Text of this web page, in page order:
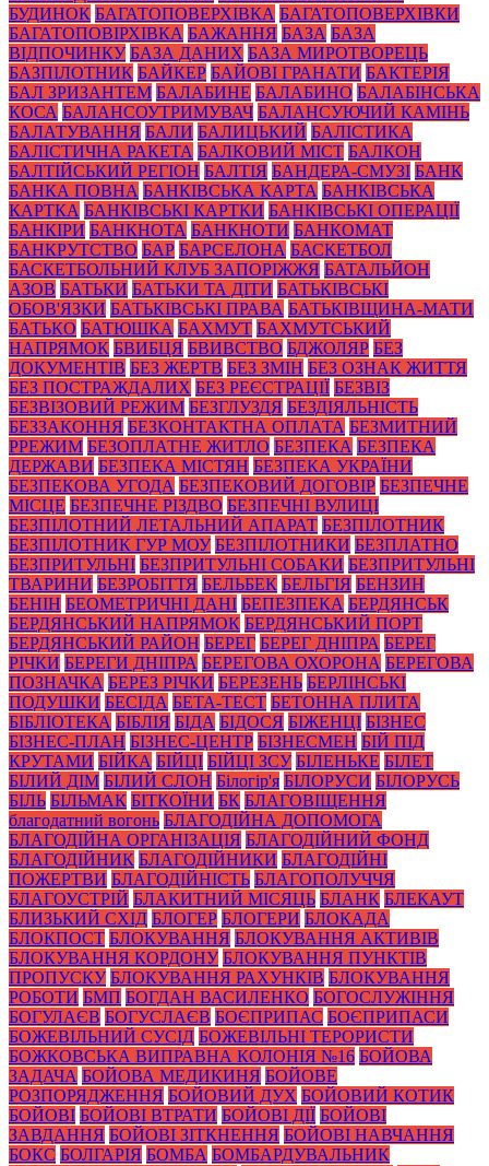
БУДИНОК БАГАТОПОВЕРХІВКА БАГАТОПОВЕРХІВКИ
БАГАТОПОВІРХІВКА БАЖАННЯ БАЗА БАЗА
ВІДПОЧИНКУ БАЗА ДАНИХ БАЗА МИРОТВОРЕЦЬ
БАЗПІЛОТНИК БАЙКЕР БАЙОВІ ГРАНАТИ БАКТЕРІЯ
БАЛ ЗРИЗАНТЕМ БАЛАБИНЕ БАЛАБИНО БАЛАБІНСЬКА
КОСА БАЛАНСОУТРИМУВАЧ БАЛАНСУЮЧИЙ КАМІНЬ
БАЛАТУВАННЯ БАЛИ БАЛИЦЬКИЙ БАЛІСТИКА
БАЛІСТИЧНА РАКЕТА БАЛКОВИЙ МІСТ БАЛКОН
БАЛТІЙСЬКИЙ РЕГІОН БАЛТІЯ БАНДЕРА-СМУЗІ БАНК
БАНКА ПОВНА БАНКІВСЬКА КАРТА БАНКІВСЬКА
КАРТКА БАНКІВСЬКІ КАРТКИ БАНКІВСЬКІ ОПЕРАЦІЇ
БАНКІРИ БАНКНОТА БАНКНОТИ БАНКОМАТ
БАНКРУТСТВО БАР БАРСЕЛОНА БАСКЕТБОЛ
БАСКЕТБОЛЬНИЙ КЛУБ ЗАПОРІЖЖЯ БАТАЛЬЙОН
АЗОВ БАТЬКИ БАТЬКИ ТА ДІТИ БАТЬКІВСЬКІ
ОБОВ'ЯЗКИ БАТЬКІВСЬКІ ПРАВА БАТЬКІВЩИНА-МАТИ
БАТЬКО БАТЮШКА БАХМУТ БАХМУТСЬКИЙ
НАПРЯМОК БВИБЦЯ БВИВСТВО БДЖОЛЯР БЕЗ
ДОКУМЕНТІВ БЕЗ ЖЕРТВ БЕЗ ЗМІН БЕЗ ОЗНАК ЖИТТЯ
БЕЗ ПОСТРАЖДАЛИХ БЕЗ РЕЄСТРАЦІЇ БЕЗВІЗ
БЕЗВІЗОВИЙ РЕЖИМ БЕЗГЛУЗДЯ БЕЗДІЯЛЬНІСТЬ
БЕЗЗАКОННЯ БЕЗКОНТАКТНА ОПЛАТА БЕЗМИТНИЙ
РРЕЖИМ БЕЗОПЛАТНЕ ЖИТЛО БЕЗПЕКА БЕЗПЕКА
ДЕРЖАВИ БЕЗПЕКА МІСТЯН БЕЗПЕКА УКРАЇНИ
БЕЗПЕКОВА УГОДА БЕЗПЕКОВИЙ ДОГОВІР БЕЗПЕЧНЕ
МІСЦЕ БЕЗПЕЧНЕ РІЗДВО БЕЗПЕЧНІ ВУЛИЦІ
БЕЗПІЛОТНИЙ ЛЕТАЛЬНИЙ АПАРАТ БЕЗПІЛОТНИК
БЕЗПІЛОТНИК ГУР МОУ БЕЗПІЛОТНИКИ БЕЗПЛАТНО
БЕЗПРИТУЛЬНІ БЕЗПРИТУЛЬНІ СОБАКИ БЕЗПРИТУЛЬНІ
ТВАРИНИ БЕЗРОБІТТЯ БЕЛЬБЕК БЕЛЬГІЯ БЕНЗИН
БЕНІН БЕОМЕТРИЧНІ ДАНІ БЕПЕЗПЕКА БЕРДЯНСЬК
БЕРДЯНСЬКИЙ НАПРЯМОК БЕРДЯНСЬКИЙ ПОРТ
БЕРДЯНСЬКИЙ РАЙОН БЕРЕГ БЕРЕГ ДНІПРА БЕРЕГ
РІЧКИ БЕРЕГИ ДНІПРА БЕРЕГОВА ОХОРОНА БЕРЕГОВА
ПОЗНАЧКА БЕРЕЗ РІЧКИ БЕРЕЗЕНЬ БЕРЛІНСЬКІ
ПОДУШКИ БЕСІДА БЕТА-ТЕСТ БЕТОННА ПЛИТА
БІБЛІОТЕКА БІБЛІЯ БІДА БІДОСЯ БІЖЕНЦІ БІЗНЕС
БІЗНЕС-ПЛАН БІЗНЕС-ЦЕНТР БІЗНЕСМЕН БІЙ ПІД
КРУТАМИ БІЙКА БІЙЦІ БІЙЦІ ЗСУ БІЛЕНЬКЕ БІЛЕТ
БІЛИЙ ДІМ БІЛИЙ СЛОН Білогір'я БІЛОРУСИ БІЛОРУСЬ
БІЛЬ БІЛЬМАК БІТКОЇНИ БК БЛАГОВІЩЕННЯ
благодатний вогонь БЛАГОДІЙНА ДОПОМОГА
БЛАГОДІЙНА ОРГАНІЗАЦІЯ БЛАГОДІЙНИЙ ФОНД
БЛАГОДІЙНИК БЛАГОДІЙНИКИ БЛАГОДІЙНІ
ПОЖЕРТВИ БЛАГОДІЙНІСТЬ БЛАГОПОЛУЧЧЯ
БЛАГОУСТРІЙ БЛАКИТНИЙ МІСЯЦЬ БЛАНК БЛЕКАУТ
БЛИЗЬКИЙ СХІД БЛОГЕР БЛОГЕРИ БЛОКАДА
БЛОКПОСТ БЛОКУВАННЯ БЛОКУВАННЯ АКТИВІВ
БЛОКУВАННЯ КОРДОНУ БЛОКУВАННЯ ПУНКТІВ
ПРОПУСКУ БЛОКУВАННЯ РАХУНКІВ БЛОКУВАННЯ
РОБОТИ БМП БОГДАН ВАСИЛЕНКО БОГОСЛУЖІННЯ
БОГУЛАЄВ БОГУСЛАЄВ БОЄПРИПАС БОЄПРИПАСИ
БОЖЕВІЛЬНИЙ СУСІД БОЖЕВІЛЬНІ ТЕРОРИСТИ
БОЖКОВСЬКА ВИПРАВНА КОЛОНІЯ №16 БОЙОВА
ЗАДАЧА БОЙОВА МЕДИКИНЯ БОЙОВЕ
РОЗПОРЯДЖЕННЯ БОЙОВИЙ ДУХ БОЙОВИЙ КОТИК
БОЙОВІ БОЙОВІ ВТРАТИ БОЙОВІ ДІЇ БОЙОВІ
ЗАВДАННЯ БОЙОВІ ЗІТКНЕННЯ БОЙОВІ НАВЧАННЯ
БОКС БОЛГАРІЯ БОМБА БОМБАРДУВАЛЬНИК